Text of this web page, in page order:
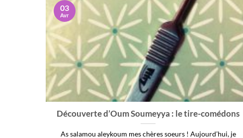
Découverte d’Oum Soumeyya : le tire-comédons
As salamou aleykoum mes chères soeurs ! Aujourd’hui, je
03
Avr